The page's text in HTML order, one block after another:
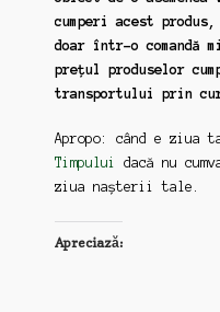
cumperi acest
doar într-o comandă
prețul produselor
transportului prin
Apropo: când e ziua
Timpului
dacă nu
ziua nașterii tale.
Apreciază: